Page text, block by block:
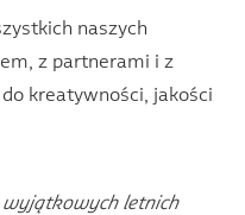
naszych
z partnerami i z
kreatywności, jakości
wyjątkowych letnich